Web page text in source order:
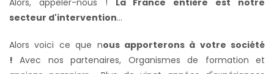
secteur d'intervention...
Alors voici ce que nous apporterons à votre société
! Avec nos partenaires, Organismes de formation et